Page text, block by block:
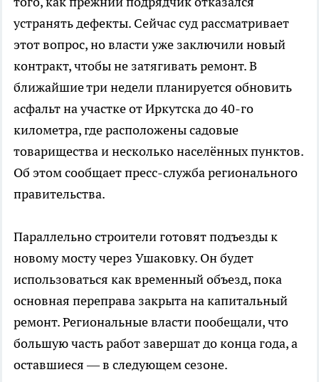
устранять дефекты. Сейчас суд рассматривает
этот вопрос, но власти уже заключили новый
контракт, чтобы не затягивать ремонт. В
ближайшие три недели планируется обновить
асфальт на участке от Иркутска до 40-го
километра, где расположены садовые
товарищества и несколько населённых пунктов.
Об этом сообщает пресс-служба регионального
правительства.
Параллельно строители готовят подъезды к
новому мосту через Ушаковку. Он будет
использоваться как временный объезд, пока
основная переправа закрыта на капитальный
ремонт. Региональные власти пообещали, что
большую часть работ завершат до конца года, а
оставшиеся — в следующем сезоне.